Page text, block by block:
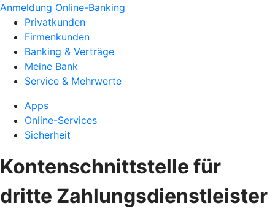
Anmeldung Online-Banking
Privatkunden
Firmenkunden
Banking & Verträge
Meine Bank
Service & Mehrwerte
Apps
Online-Services
Sicherheit
Kontenschnittstelle für
dritte Zahlungsdienstleister